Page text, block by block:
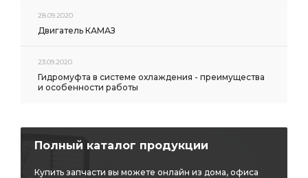
28.09.2020
Двигатель КАМАЗ
23.09.2020
Гидромуфта в системе охлаждения - преимущества
и особенности работы
Полный каталог продукции
Купить запчасти вы можете онлайн из дома, офиса